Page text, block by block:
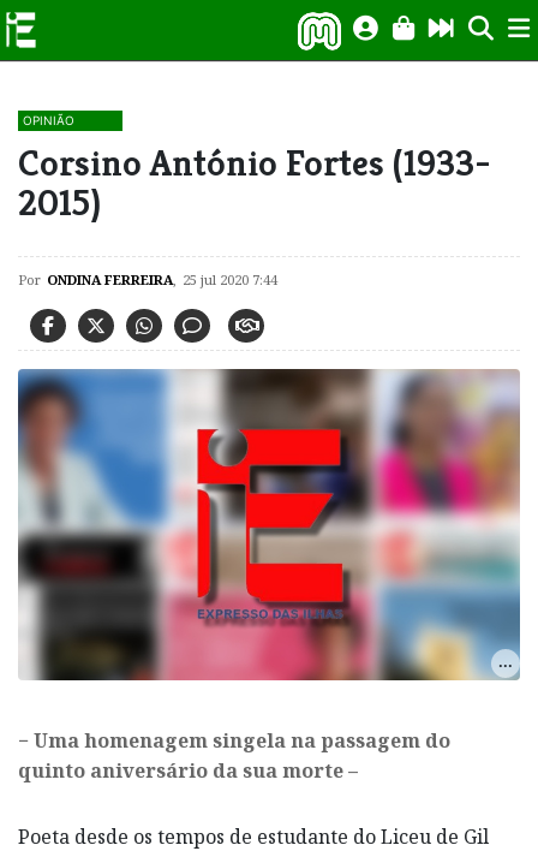
OPINIÃO
Corsino António Fortes (1933-
2015)
Por ONDINA FERREIRA, 25 jul 2020 7:44
− Uma homenagem singela na passagem do
quinto aniversário da sua morte –
Poeta desde os tempos de estudante do Liceu de Gil